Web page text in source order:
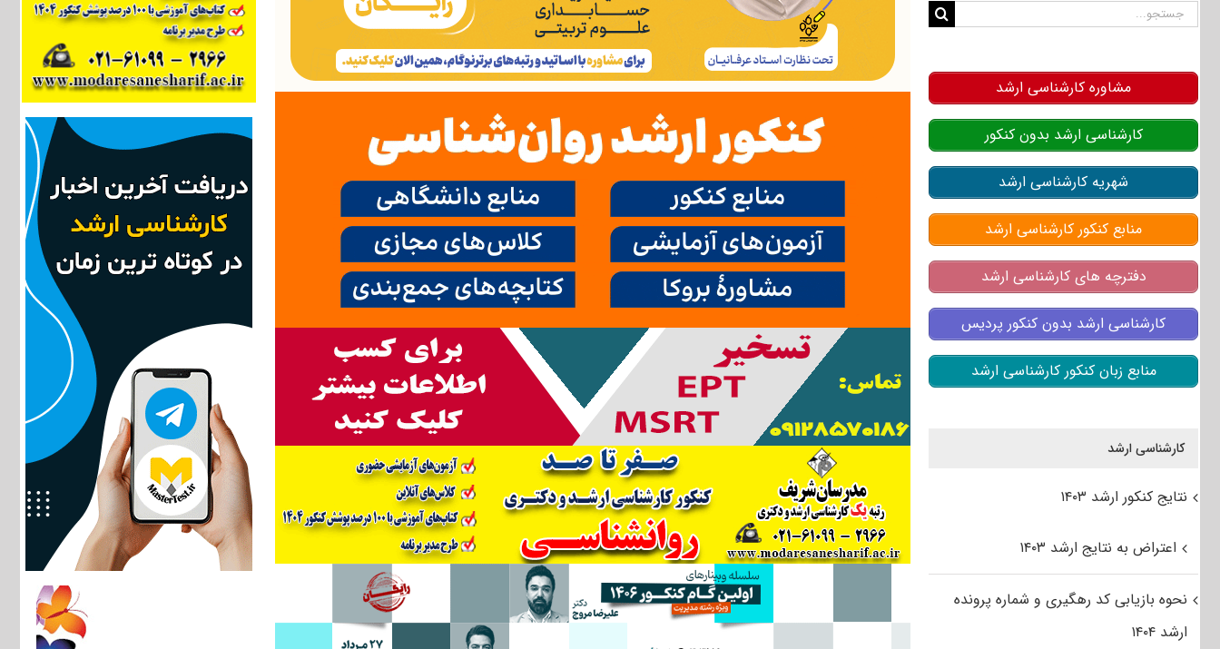
جستجو
مشاوره کارشناسی ارشد
کارشناسی ارشد بدون کنکور
شهریه کارشناسی ارشد
منابع کنکور کارشناسی ارشد
دفترچه های کارشناسی ارشد
کارشناسی ارشد بدون کنکور پردیس
منابع زبان کنکور کارشناسی ارشد
کارشناسی ارشد
نتایج کنکور ارشد ۱۴۰۳
اعتراض به نتایج ارشد ۱۴۰۳
نحوه بازیابی کد رهگیری و شماره پرونده
ارشد ۱۴۰۴